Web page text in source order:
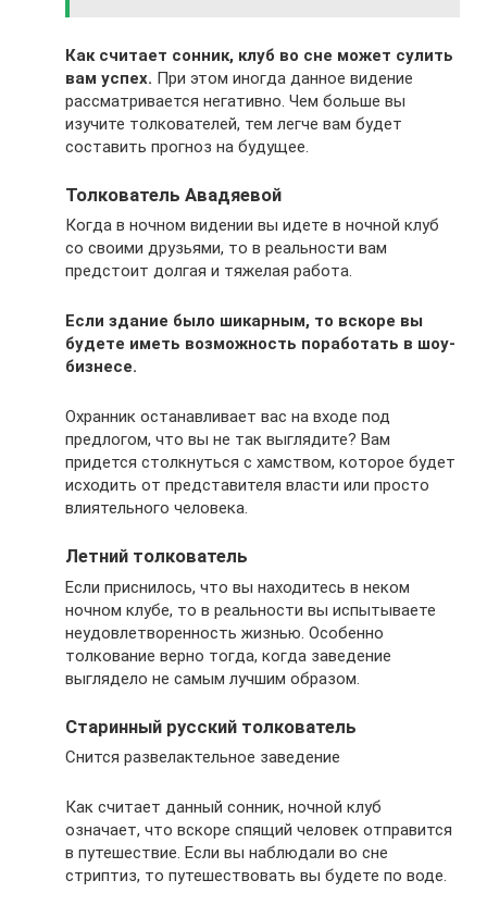
Как считает сонник, клуб во сне может сулить
вам успех. При этом иногда данное видение
рассматривается негативно. Чем больше вы
изучите толкователей, тем легче вам будет
составить прогноз на будущее.
Толкователь Авадяевой
Когда в ночном видении вы идете в ночной клуб
со своими друзьями, то в реальности вам
предстоит долгая и тяжелая работа.
Если здание было шикарным, то вскоре вы
будете иметь возможность поработать в шоу-
бизнесе.
Охранник останавливает вас на входе под
предлогом, что вы не так выглядите? Вам
придется столкнуться с хамством, которое будет
исходить от представителя власти или просто
влиятельного человека.
Летний толкователь
Если приснилось, что вы находитесь в неком
ночном клубе, то в реальности вы испытываете
неудовлетворенность жизнью. Особенно
толкование верно тогда, когда заведение
выглядело не самым лучшим образом.
Старинный русский толкователь
Снится развелактельное заведение
Как считает данный сонник, ночной клуб
означает, что вскоре спящий человек отправится
в путешествие. Если вы наблюдали во сне
стриптиз, то путешествовать вы будете по воде.